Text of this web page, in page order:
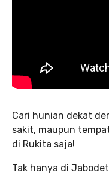
Cari hunian dekat
sakit, maupun
di Rukita saja!
Tak hanya di